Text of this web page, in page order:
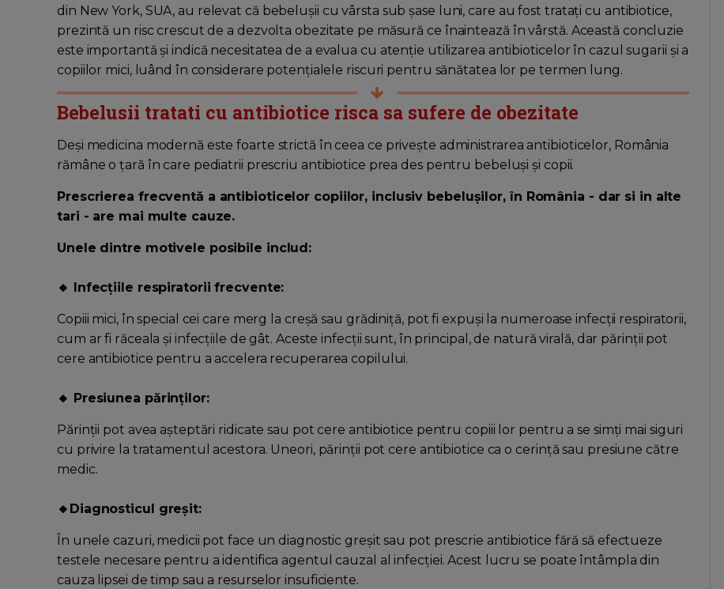
din New York, SUA, au relevat că bebelușii cu vârsta sub șase luni, care au fost tratați cu antibiotice,
prezintă un risc crescut de a dezvolta obezitate pe măsură ce înaintează în vârstă. Această concluzie
este importantă și indică necesitatea de a evalua cu atenție utilizarea antibioticelor în cazul sugarii și a
copiilor mici, luând în considerare potențialele riscuri pentru sănătatea lor pe termen lung.
Bebelusii tratati cu antibiotice risca sa sufere de obezitate
Deși medicina modernă este foarte strictă în ceea ce privește administrarea antibioticelor, România
rămâne o țară în care pediatrii prescriu antibiotice prea des pentru bebeluși și copii.
Prescrierea frecventă a antibioticelor copiilor, inclusiv bebelușilor, în România - dar si in alte
tari - are mai multe cauze.
Unele dintre motivele posibile includ:
🔸 Infecțiile respiratorii frecvente:
Copiii mici, în special cei care merg la creșă sau grădiniță, pot fi expuși la numeroase infecții respiratorii,
cum ar fi răceala și infecțiile de gât. Aceste infecții sunt, în principal, de natură virală, dar părinții pot
cere antibiotice pentru a accelera recuperarea copilului.
🔸 Presiunea părinților:
Părinții pot avea așteptări ridicate sau pot cere antibiotice pentru copiii lor pentru a se simți mai siguri
cu privire la tratamentul acestora. Uneori, părinții pot cere antibiotice ca o cerință sau presiune către
medic.
🔸Diagnosticul greșit:
În unele cazuri, medicii pot face un diagnostic greșit sau pot prescrie antibiotice fără să efectueze
testele necesare pentru a identifica agentul cauzal al infecției. Acest lucru se poate întâmpla din
cauza lipsei de timp sau a resurselor insuficiente.